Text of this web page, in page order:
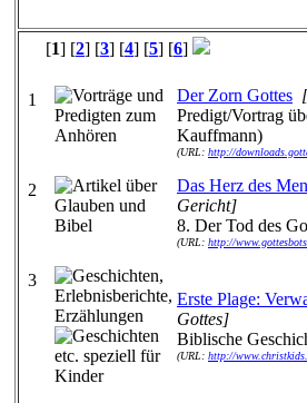
[1] [2] [3] [4] [5] [6]
1 Der Zorn Gottes
Predigt/Vortrag
Kauffmann)
(URL: http://
2
Das Herz des
Gericht]
8. Der Tod des
(URL: http://
3
Erste Plage:
Gottes]
Biblische
(URL: http://